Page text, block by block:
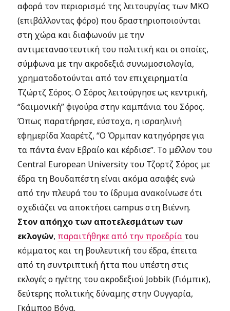
αφορά τον περιορισμό της λειτουργίας των ΜΚΟ
(επιβάλλοντας φόρο) που δραστηριοποιούνται
στη χώρα και διαφωνούν με την
αντιμεταναστευτική του πολιτική και οι οποίες,
σύμφωνα με την ακροδεξιά συνωμοσιολογία,
χρηματοδοτούνται από τον επιχειρηματία
Τζώρτζ Σόρος. Ο Σόρος λειτούργησε ως κεντρική,
“δαιμονική” φιγούρα στην καμπάνια του Σόρος.
Όπως παρατήρησε, εύστοχα, η ισραηλινή
εφημερίδα Χααρέτζ, “Ο Όρμπαν κατηγόρησε για
τα πάντα έναν Εβραίο και κέρδισε”. Το μέλλον του
Central European University του Τζορτζ Σόρος με
έδρα τη Βουδαπέστη είναι ακόμα ασαφές ενώ
από την πλευρά του το ίδρυμα ανακοίνωσε ότι
σχεδιάζει να αποκτήσει campus στη Βιέννη.
Στον απόηχο των αποτελεσμάτων των
εκλογών, παραιτήθηκε από την προεδρία του
κόμματος και τη βουλευτική του έδρα, έπειτα
από τη συντριπτική ήττα που υπέστη στις
εκλογές ο ηγέτης του ακροδεξιού Jobbik (Γιόμπικ),
δεύτερης πολιτικής δύναμης στην Ουγγαρία,
Γκάμπορ Βόνα.